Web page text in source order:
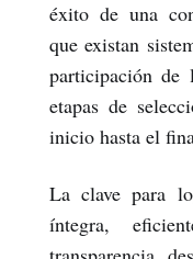
éxito de una
que existan
participación de
etapas de
inicio hasta el
La clave para
íntegra,